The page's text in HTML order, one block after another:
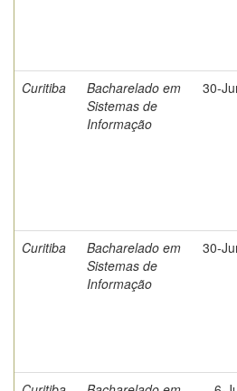
Curitiba
Bacharelado em
Sistemas de
Informação
30-
Curitiba
Bacharelado em
Sistemas de
Informação
30-